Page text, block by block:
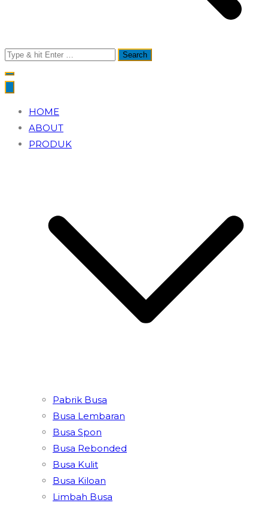
Search
for:
HOME
ABOUT
PRODUK
Pabrik Busa
Busa Lembaran
Busa Spon
Busa Rebonded
Busa Kulit
Busa Kiloan
Limbah Busa